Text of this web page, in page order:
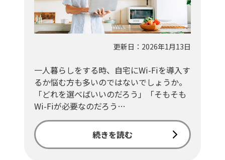
更新日：2026年1月13日
一人暮らしをする時、自宅にWi-Fiを導入す
るか悩む方も多いのではないでしょうか。
「どれを選べばいいのだろう」「そもそも
Wi-Fiが必要なのだろう…
続きを読む